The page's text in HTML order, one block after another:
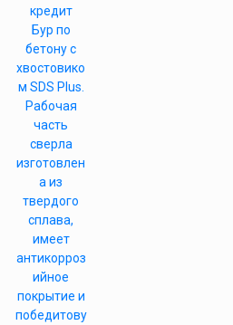
кредит
Бур по
бетону с
хвостовико
м SDS Plus.
Рабочая
часть
сверла
изготовлен
а из
твердого
сплава,
имеет
антикорроз
ийное
покрытие и
победитову